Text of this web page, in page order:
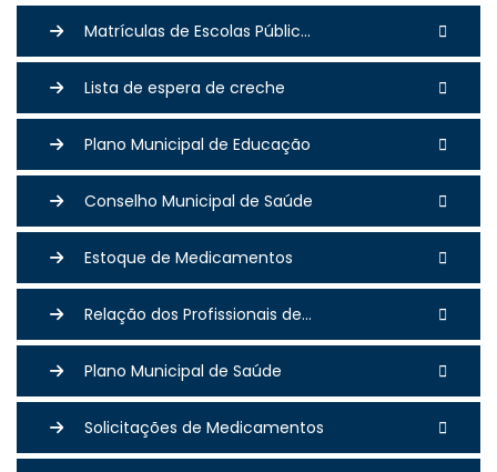
Matrículas de Escolas Públic...
Lista de espera de creche
Plano Municipal de Educação
Conselho Municipal de Saúde
Estoque de Medicamentos
Relação dos Profissionais de...
Plano Municipal de Saúde
Solicitações de Medicamentos